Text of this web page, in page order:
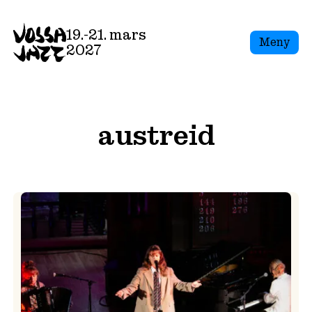
to
content
19.-21. mars
2027
Meny
austreid